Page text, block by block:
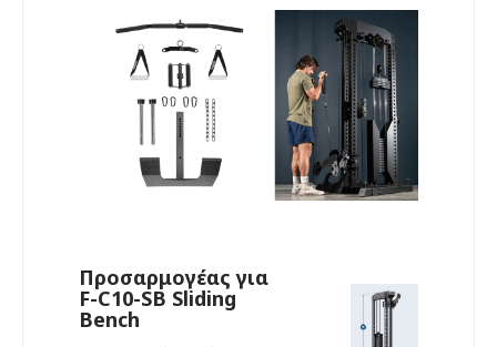
Προσαρμογέας για
F-C10-SB Sliding
Bench